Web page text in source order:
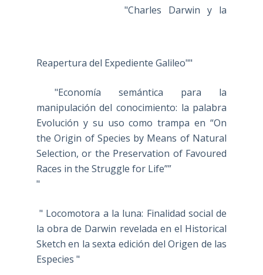
"Charles Darwin y la
Reapertura del Expediente Galileo""
"Economía semántica para la manipulación
del conocimiento: la palabra Evolución y su